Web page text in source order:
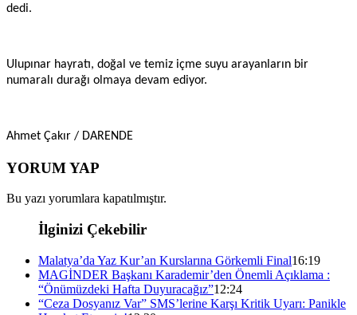
dedi.
Ulupınar hayratı, doğal ve temiz içme suyu arayanların bir
numaralı durağı olmaya devam ediyor.
Ahmet Çakır / DARENDE
YORUM YAP
Bu yazı yorumlara kapatılmıştır.
İlginizi Çekebilir
Malatya’da Yaz Kur’an Kurslarına Görkemli Final16:19
MAGİNDER Başkanı Karademir’den Önemli Açıklama :
“Önümüzdeki Hafta Duyuracağız”12:24
“Ceza Dosyanız Var” SMS’lerine Karşı Kritik Uyarı: Panikle